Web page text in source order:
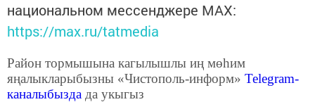
национальном мессенджере MАХ:
https://max.ru/tatmedia
Район тормышына кагылышлы иң мөһим
яңалыкларыбызны «Чистополь-информ» Telegram-
каналыбызда да укыгыз